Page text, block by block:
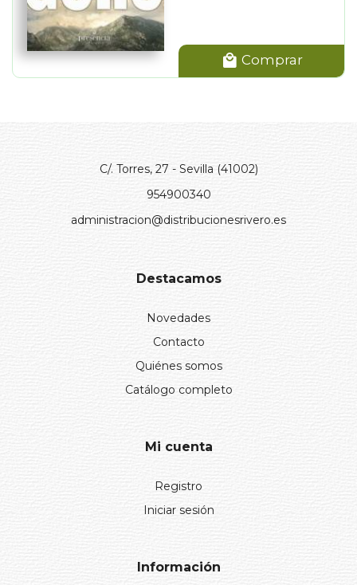
Comprar
C/. Torres, 27 - Sevilla (41002)
954900340
administracion@distribucionesrivero.es
Destacamos
Novedades
Contacto
Quiénes somos
Catálogo completo
Mi cuenta
Registro
Iniciar sesión
Información